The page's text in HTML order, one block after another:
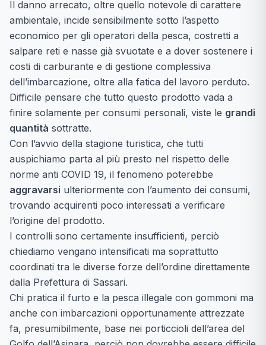
Il danno arrecato, oltre quello notevole di carattere
ambientale, incide sensibilmente sotto l’aspetto
economico per gli operatori della pesca, costretti a
salpare reti e nasse già svuotate e a dover sostenere i
costi di carburante e di gestione complessiva
dell’imbarcazione, oltre alla fatica del lavoro perduto.
Difficile pensare che tutto questo prodotto vada a
finire solamente per consumi personali, viste le grandi
quantità sottratte.
Con l’avvio della stagione turistica, che tutti
auspichiamo parta al più presto nel rispetto delle
norme anti COVID 19, il fenomeno poterebbe
aggravarsi ulteriormente con l’aumento dei consumi,
trovando acquirenti poco interessati a verificare
l’origine del prodotto.
I controlli sono certamente insufficienti, perciò
chiediamo vengano intensificati ma soprattutto
coordinati tra le diverse forze dell’ordine direttamente
dalla Prefettura di Sassari.
Chi pratica il furto e la pesca illegale con gommoni ma
anche con imbarcazioni opportunamente attrezzate
fa, presumibilmente, base nei porticcioli dell’area del